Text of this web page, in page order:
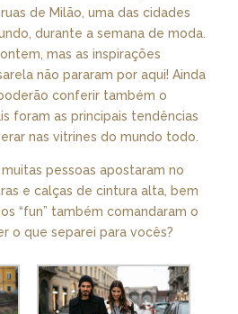
de Milão, uma das cidades
durante a semana de moda.
mas as inspirações
não pararam por aqui! Ainda
conferir também o
foram as principais tendências
nas vitrines do mundo todo.
pessoas apostaram no
e calças de cintura alta, bem
“fun” também comandaram o
o que separei para vocês?